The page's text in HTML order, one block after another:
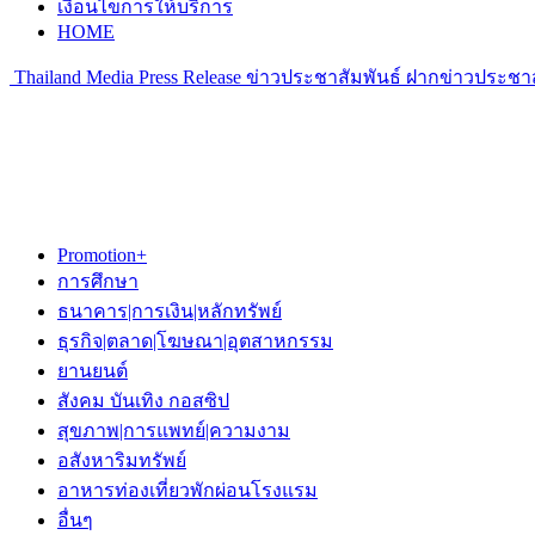
เงื่อนไขการให้บริการ
HOME
Thailand Media Press Release ข่าวประชาสัมพันธ์ ฝากข่าวประ
Promotion+
การศึกษา
ธนาคาร|การเงิน|หลักทรัพย์
ธุรกิจ|ตลาด|โฆษณา|อุตสาหกรรม
ยานยนต์
สังคม บันเทิง กอสซิป
สุขภาพ|การแพทย์|ความงาม
อสังหาริมทรัพย์
อาหารท่องเที่ยวพักผ่อนโรงแรม
อื่นๆ